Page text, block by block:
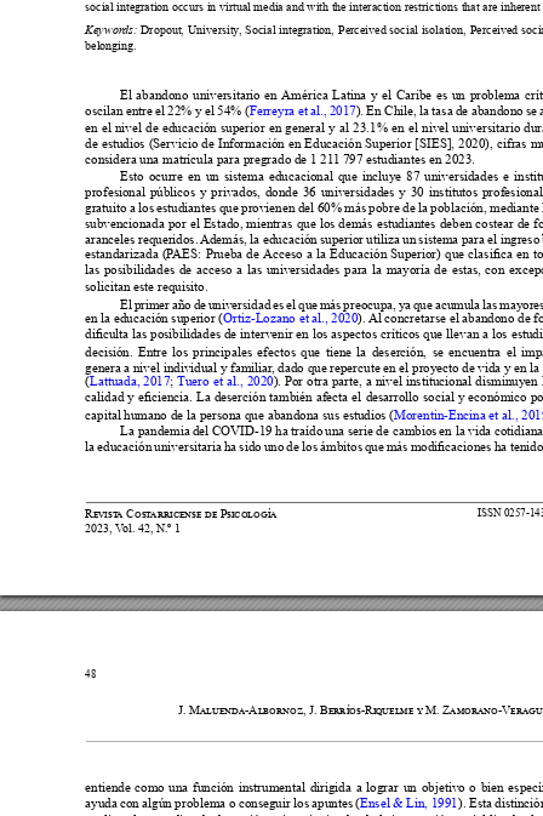


social integration occurs in virtual media and with the interaction restrictions that are inherent
Keywords:       
belonging.
           
oscilan entre el 22% y el 54% (Ferreyra et al., 2017 
en el nivel de educación superior en general y al 23.1% en el nivel universitario
de estudios (Servicio de Información en Educación Superior [SIES], 2020), cifras
considera una matrícula para pregrado de 1 21
1 797 estudiantes en 2023.
Esto ocurre en un sistema educacional que incluye 87 universidades e
profesional públicos y privados, donde 36 universidades y 30 institutos
gratuito a los estudiantes que provienen del 60% más pobre de la población,
subvencionada por el Estado, mientras que los demás estudiantes deben costear de
aranceles requeridos. Además, la educación superior utiliza un sistema para el ingreso
       
            
solicitan este requisito.
El primer año de universidad es el que más preocupa, ya que acumula las
en la educación superior (). Al concretarse el abandono de
    
decisión. Entre los principales efectos que tiene la deserción, se encuentra el
genera a nivel individual y familiar, dado que repercute en el proyecto de vida y en
(Lattuada, 2017; Tuero et al., 2020      
       
capital humano de la persona que abandona sus estudios (Morentin-Encina et al.,

la educación universitaria ha sido uno de los ámbitos 

48
           
ayuda con algún problema o conseguir los apuntes (). Esta